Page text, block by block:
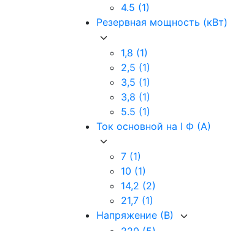
4.5 (1)
Резервная мощность (кВт)
1,8 (1)
2,5 (1)
3,5 (1)
3,8 (1)
5.5 (1)
Ток основной на I Ф (А)
7 (1)
10 (1)
14,2 (2)
21,7 (1)
Напряжение (В)